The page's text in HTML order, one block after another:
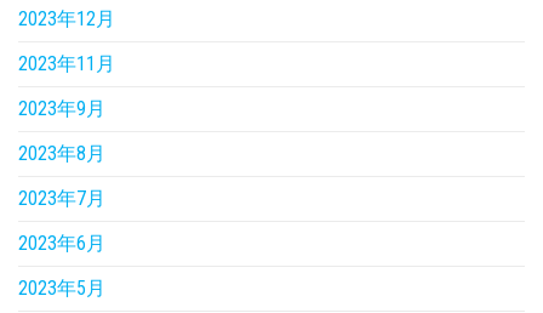
2023年12月
2023年11月
2023年9月
2023年8月
2023年7月
2023年6月
2023年5月